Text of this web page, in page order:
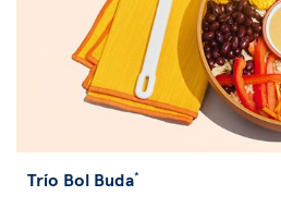
Trío Bol Buda*